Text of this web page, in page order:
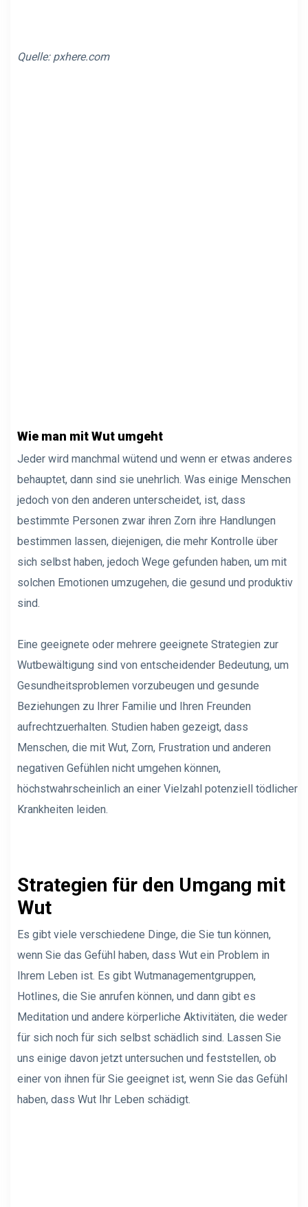
Quelle: pxhere.com
Wie man mit Wut umgeht
Jeder wird manchmal wütend und wenn er etwas anderes
behauptet, dann sind sie unehrlich. Was einige Menschen
jedoch von den anderen unterscheidet, ist, dass
bestimmte Personen zwar ihren Zorn ihre Handlungen
bestimmen lassen, diejenigen, die mehr Kontrolle über
sich selbst haben, jedoch Wege gefunden haben, um mit
solchen Emotionen umzugehen, die gesund und produktiv
sind.
Eine geeignete oder mehrere geeignete Strategien zur
Wutbewältigung sind von entscheidender Bedeutung, um
Gesundheitsproblemen vorzubeugen und gesunde
Beziehungen zu Ihrer Familie und Ihren Freunden
aufrechtzuerhalten. Studien haben gezeigt, dass
Menschen, die mit Wut, Zorn, Frustration und anderen
negativen Gefühlen nicht umgehen können,
höchstwahrscheinlich an einer Vielzahl potenziell tödlicher
Krankheiten leiden.
Strategien für den Umgang mit
Wut
Es gibt viele verschiedene Dinge, die Sie tun können,
wenn Sie das Gefühl haben, dass Wut ein Problem in
Ihrem Leben ist. Es gibt Wutmanagementgruppen,
Hotlines, die Sie anrufen können, und dann gibt es
Meditation und andere körperliche Aktivitäten, die weder
für sich noch für sich selbst schädlich sind. Lassen Sie
uns einige davon jetzt untersuchen und feststellen, ob
einer von ihnen für Sie geeignet ist, wenn Sie das Gefühl
haben, dass Wut Ihr Leben schädigt.